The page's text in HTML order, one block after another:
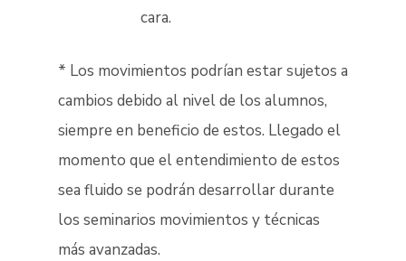
cara.
* Los movimientos podrían estar sujetos a
cambios debido al nivel de los alumnos,
siempre en beneficio de estos. Llegado el
momento que el entendimiento de estos
sea fluido se podrán desarrollar durante
los seminarios movimientos y técnicas
más avanzadas.